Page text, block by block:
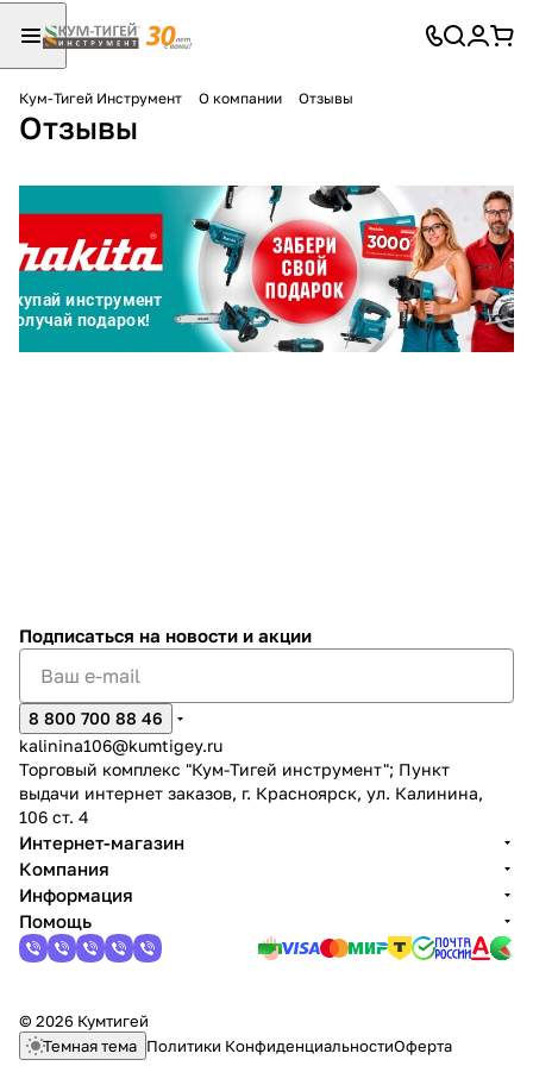
Кум-Тигей Инструмент О компании Отзывы
Отзывы
Подписаться на новости и акции
8 800 700 88 46
kalinina106@kumtigey.ru
Торговый комплекс "Кум-Тигей инструмент"; Пункт
выдачи интернет заказов, г. Красноярск, ул. Калинина,
106 ст. 4
Интернет-магазин
Компания
Информация
Помощь
© 2026 Кумтигей
Темная тема Политики КонфиденциальностиОферта
Для клиентов всех банков
Разбейте
оплату на части
без переплат
Оплачивайте сегодня только
25% картой любого банка
Получайте товар
выбранный способом
Оставшиеся
списываться
по 25%каждые 2 недели
Подробнее